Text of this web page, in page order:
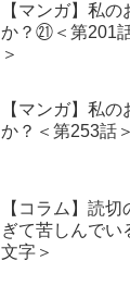
【マンガ】私
か？㉑＜第201
＞
【マンガ】私
か？＜第253話＞
【コラム】読
ぎて苦しんでい
文字＞